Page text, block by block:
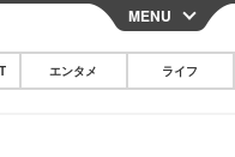
CLOSE
MENU
エンタメ ライフ